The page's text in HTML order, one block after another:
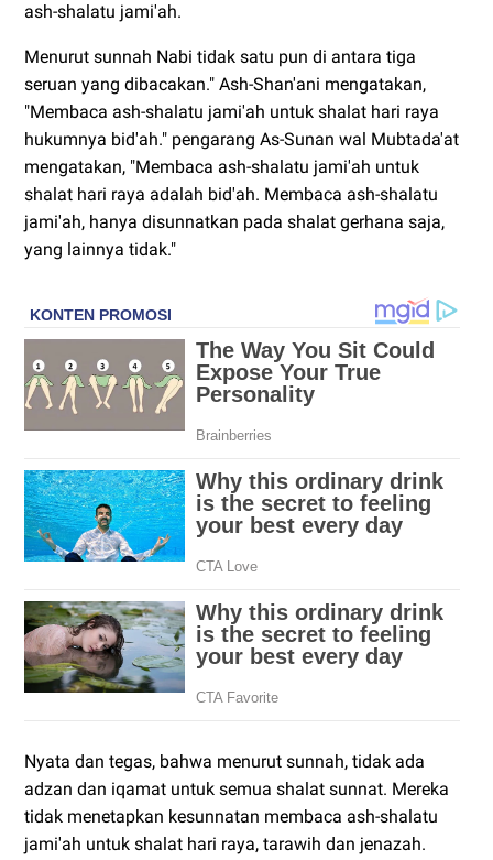
ash-shalatu jami'ah.
Menurut sunnah Nabi tidak satu pun di antara tiga
seruan yang dibacakan." Ash-Shan'ani mengatakan,
"Membaca ash-shalatu jami'ah untuk shalat hari raya
hukumnya bid'ah." pengarang As-Sunan wal Mubtada'at
mengatakan, "Membaca ash-shalatu jami'ah untuk
shalat hari raya adalah bid'ah. Membaca ash-shalatu
jami'ah, hanya disunnatkan pada shalat gerhana saja,
yang lainnya tidak."
Nyata dan tegas, bahwa menurut sunnah, tidak ada
adzan dan iqamat untuk semua shalat sunnat. Mereka
tidak menetapkan kesunnatan membaca ash-shalatu
jami'ah untuk shalat hari raya, tarawih dan jenazah.